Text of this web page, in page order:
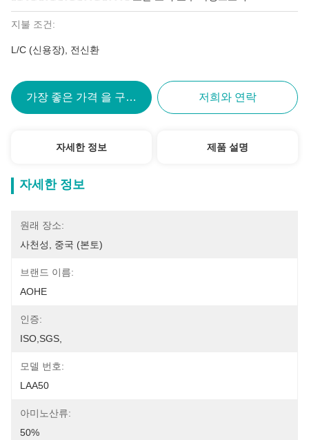
지불 조건:
L/C (신용장), 전신환
가장 좋은 가격 을 구하라 저희와 연락
자세한 정보 제품 설명
자세한 정보
원래 장소:
사천성, 중국 (본토)
브랜드 이름:
AOHE
인증:
ISO,SGS,
모델 번호:
LAA50
아미노산류:
50%